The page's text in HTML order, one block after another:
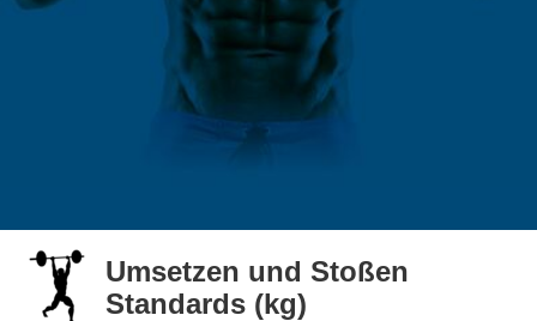
Umsetzen und Stoßen
Standards (kg)